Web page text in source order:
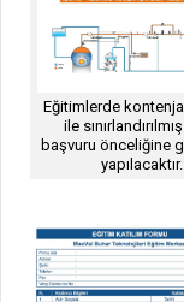
Eğitimlerde
ile
başvuru önceliğine
yapılacaktır.